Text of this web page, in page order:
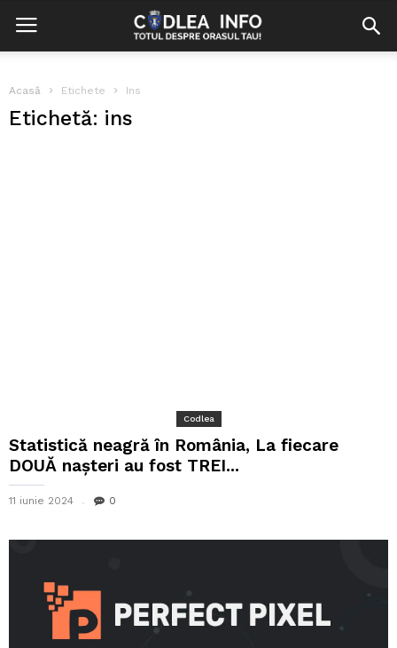
Acasă Etichete Ins
Etichetă: ins
Codlea
Statistică neagră în România, La fiecare
DOUĂ nașteri au fost TREI...
11 iunie 2024 0